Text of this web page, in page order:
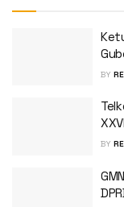
BY
BY